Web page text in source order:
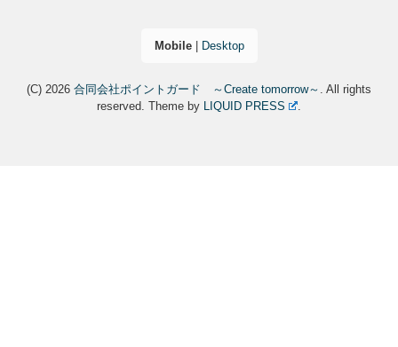
Mobile| Desktop
(C) 2026 合同会社ポイントガード ～Create tomorrow～ . All rights
reserved.Theme by LIQUID PRESS .